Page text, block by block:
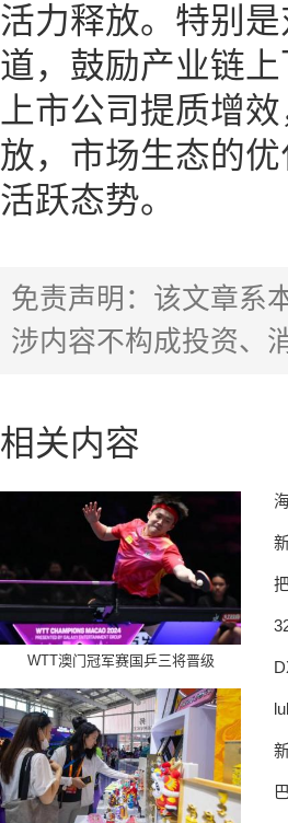
活力释放。特别
道，鼓励产业链
上市公司提质增
放，市场生态的
活跃态势。
免责声明：该文章系
涉内容不构成投资、
相关内容
WTT澳门冠军赛国乒三将晋级